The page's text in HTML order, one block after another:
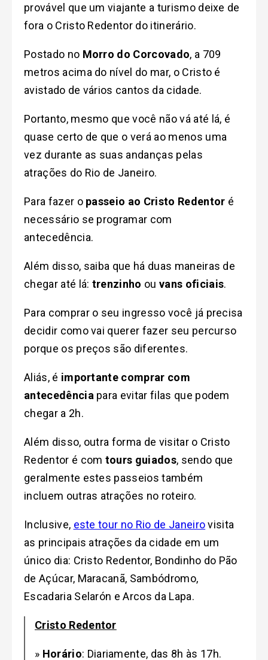
provável que um viajante a turismo deixe de
fora o Cristo Redentor do itinerário.
Postado no Morro do Corcovado, a 709
metros acima do nível do mar, o Cristo é
avistado de vários cantos da cidade.
Portanto, mesmo que você não vá até lá, é
quase certo de que o verá ao menos uma
vez durante as suas andanças pelas
atrações do Rio de Janeiro.
Para fazer o passeio ao Cristo Redentor é
necessário se programar com
antecedência.
Além disso, saiba que há duas maneiras de
chegar até lá: trenzinho ou vans oficiais.
Para comprar o seu ingresso você já precisa
decidir como vai querer fazer seu percurso
porque os preços são diferentes.
Aliás, é importante comprar com
antecedência para evitar filas que podem
chegar a 2h.
Além disso, outra forma de visitar o Cristo
Redentor é com tours guiados, sendo que
geralmente estes passeios também
incluem outras atrações no roteiro.
Inclusive, este tour no Rio de Janeirovisita
as principais atrações da cidade em um
único dia: Cristo Redentor, Bondinho do Pão
de Açúcar, Maracanã, Sambódromo,
Escadaria Selarón e Arcos da Lapa.
Cristo Redentor
» Horário: Diariamente, das 8h às 17h.